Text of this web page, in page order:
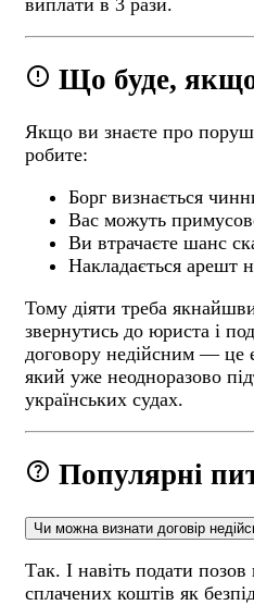
виплати в 3 рази.
error Що буде, якщо
Якщо ви знаєте про
робите:
Борг визнається
Вас можуть
Ви втрачаєте шанс
Накладається арешт
Тому діяти треба
звернутись до юриста і
договору недійсним — це
який уже неодноразово
українських судах.
help Популярні
Чи можна визнати договір
Так. І навіть подати
сплачених коштів як